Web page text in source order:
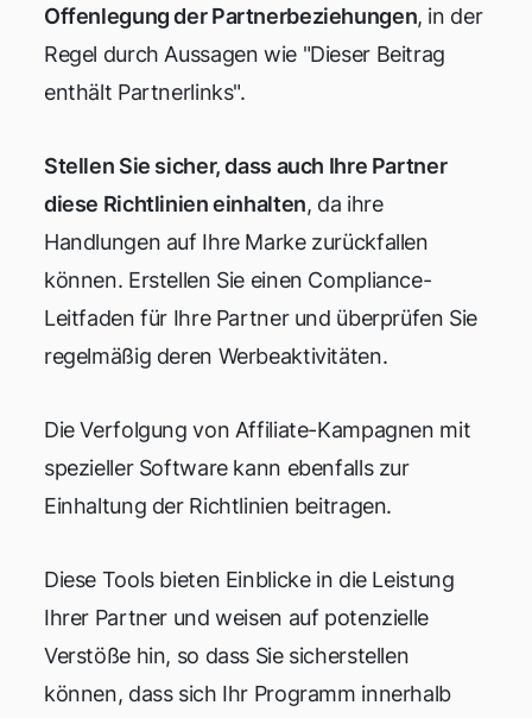
Offenlegung der Partnerbeziehungen, in der
Regel durch Aussagen wie "Dieser Beitrag
enthält Partnerlinks".
Stellen Sie sicher, dass auch Ihre Partner
diese Richtlinien einhalten, da ihre
Handlungen auf Ihre Marke zurückfallen
können. Erstellen Sie einen Compliance-
Leitfaden für Ihre Partner und überprüfen Sie
regelmäßig deren Werbeaktivitäten.
Die Verfolgung von Affiliate-Kampagnen mit
spezieller Software kann ebenfalls zur
Einhaltung der Richtlinien beitragen.
Diese Tools bieten Einblicke in die Leistung
Ihrer Partner und weisen auf potenzielle
Verstöße hin, so dass Sie sicherstellen
können, dass sich Ihr Programm innerhalb